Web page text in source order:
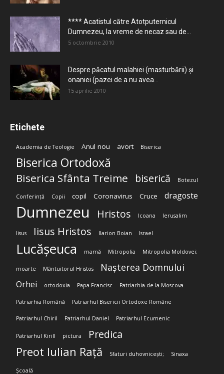
**** Acatistul către Atotputernicul
Dumnezeu, la vreme de necaz sau de...
5 octombrie 2010
Despre păcatul malahiei (masturbării) şi
onaniei (pazei de a nu avea...
15 aprilie 2010
Etichete
Academia de Teologie Anul nou avort Biserica
Biserica Ortodoxă
Biserica Sfânta Treime biserică Botezul
Conferință Copii copil Coronavirus Cruce dragoste
Dumnezeu Hristos Icoana Ierusalim
Iisus Iisus Hristos Ilarion Boian Israel
Lucășeuca mamă Mitropolia Mitropolia Moldovei;
moarte Mântuitorul Hristos Nașterea Domnului
Orhei ortodoxia Papa Francisc Patriarhia de la Moscova
Patriarhia Română Patriarhul Bisericii Ortodoxe Române
Patriarhul Chiril Patriarhul Daniel Patriarhul Ecumenic
Patriarhul Kirill pictura Predica
Preot Iulian Rață Sfaturi duhovnicești; Sinaxa
Școală